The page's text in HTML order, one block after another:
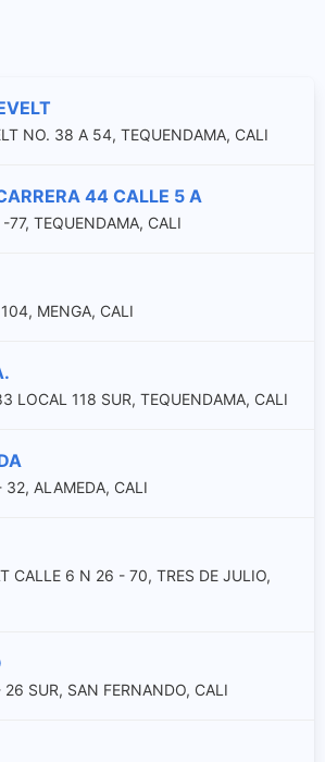
NO. 38 A 54, TEQUENDAMA, CALI
44 CALLE 5 A
77, TEQUENDAMA, CALI
MENGA, CALI
LOCAL 118 SUR, TEQUENDAMA, CALI
ALAMEDA, CALI
CALLE 6 N 26 - 70, TRES DE JULIO,
SUR, SAN FERNANDO, CALI